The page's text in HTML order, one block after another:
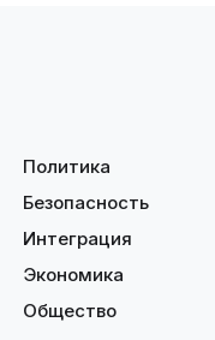
Политика
Безопасность
Интеграция
Экономика
Общество